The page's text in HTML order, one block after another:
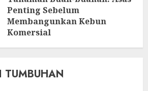
Penting Sebelum
Membangunkan Kebun
Komersial
AUGUST 8, 2026 0
TUMBUHAN